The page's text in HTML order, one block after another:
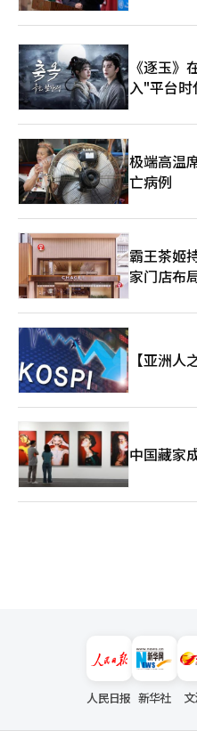
《逐玉》
入"平台时
极端高温
亡病例
霸王茶姬
家门店布
【亚洲人
中国藏家
人民日报 新华社